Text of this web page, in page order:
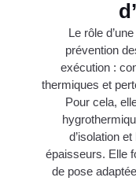
Le rôle
prévention
exécution :
thermiques et
Pour cela,
d’isolation
épaisseurs. Elle
de pose